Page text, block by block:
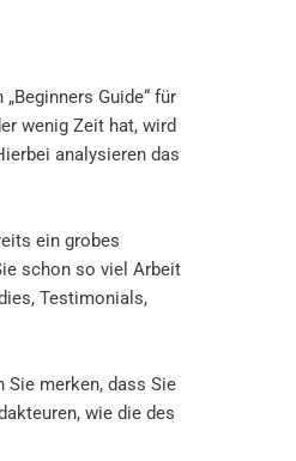
Guide“ für
wenig Zeit hat, wird
analysieren das
ein grobes
schon so viel Arbeit
Testimonials,
Sie merken, dass Sie
wie die des